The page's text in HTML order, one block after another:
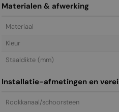
Materialen & afwerking
Materiaal
Kleur
Staal­dikte (mm)
Installatie-afmetingen en
Rookkanaal/schoorsteen